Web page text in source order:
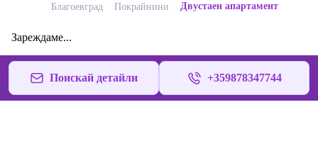
Благоевград Покрайнини Двустаен апартамент
Зареждаме...
Поискай детайли +359878347744